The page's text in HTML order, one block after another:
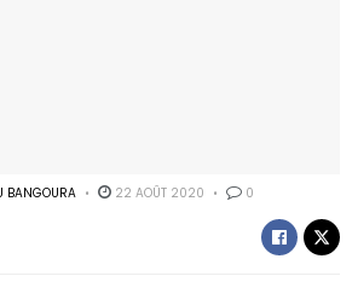
BANGOURA 22 AOÛT 2020 0